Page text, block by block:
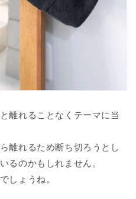
離れることなくテーマに当
離れるため断ち切ろうとし
るのかもしれません。
しょうね。